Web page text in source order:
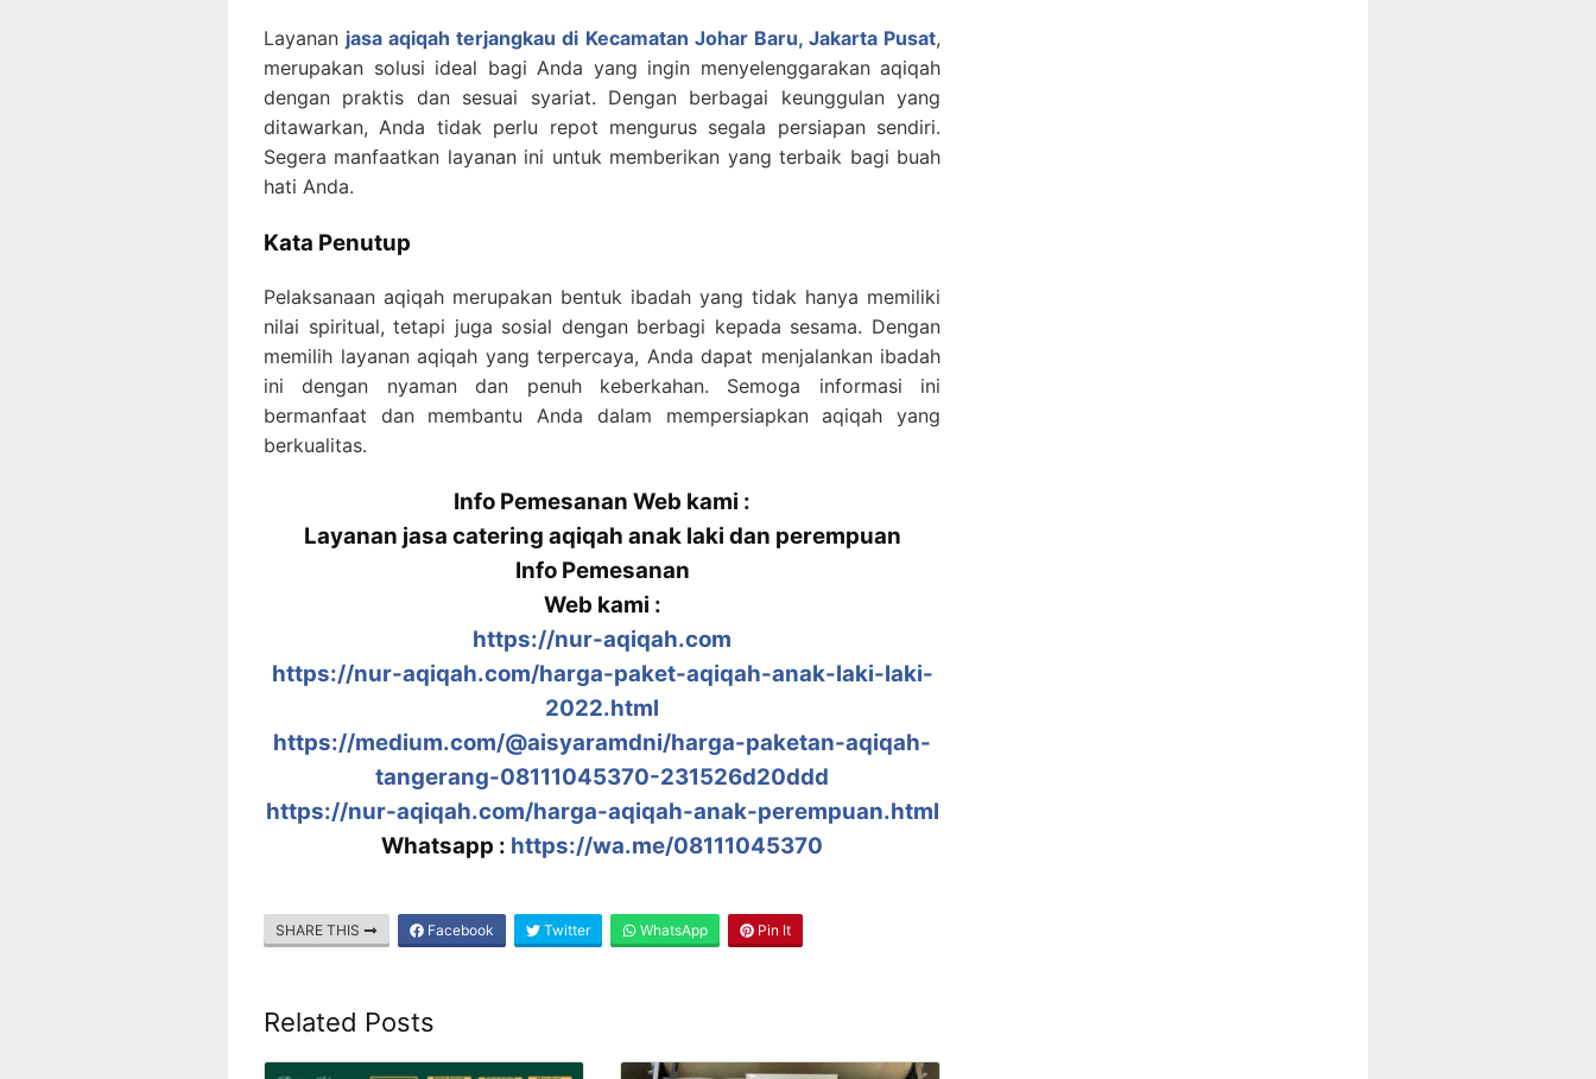
Layanan jasa aqiqah terjangkau di Kecamatan Johar Baru, Jakarta Pusat,
merupakan solusi ideal bagi Anda yang ingin menyelenggarakan aqiqah
dengan praktis dan sesuai syariat. Dengan berbagai keunggulan yang
ditawarkan, Anda tidak perlu repot mengurus segala persiapan sendiri.
Segera manfaatkan layanan ini untuk memberikan yang terbaik bagi buah
hati Anda.
Kata Penutup
Pelaksanaan aqiqah merupakan bentuk ibadah yang tidak hanya memiliki
nilai spiritual, tetapi juga sosial dengan berbagi kepada sesama. Dengan
memilih layanan aqiqah yang terpercaya, Anda dapat menjalankan ibadah
ini dengan nyaman dan penuh keberkahan. Semoga informasi ini
bermanfaat dan membantu Anda dalam mempersiapkan aqiqah yang
berkualitas.
Info Pemesanan Web kami :
Layanan jasa catering aqiqah anak laki dan perempuan
Info Pemesanan
Web kami :
https://nur-aqiqah.com
https://nur-aqiqah.com/harga-paket-aqiqah-anak-laki-laki-
2022.html
https://medium.com/@aisyaramdni/harga-paketan-aqiqah-
tangerang-08111045370-231526d20ddd
https://nur-aqiqah.com/harga-aqiqah-anak-perempuan.html
Whatsapp : https://wa.me/08111045370
SHARE THIS Facebook Twitter WhatsApp Pin It
Related Posts